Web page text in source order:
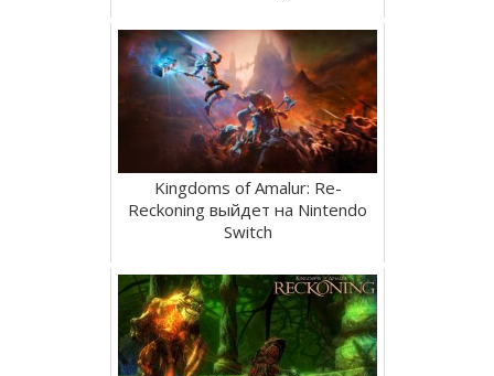
Kingdoms of Amalur: Re-
Reckoning выйдет на Nintendo
Switch